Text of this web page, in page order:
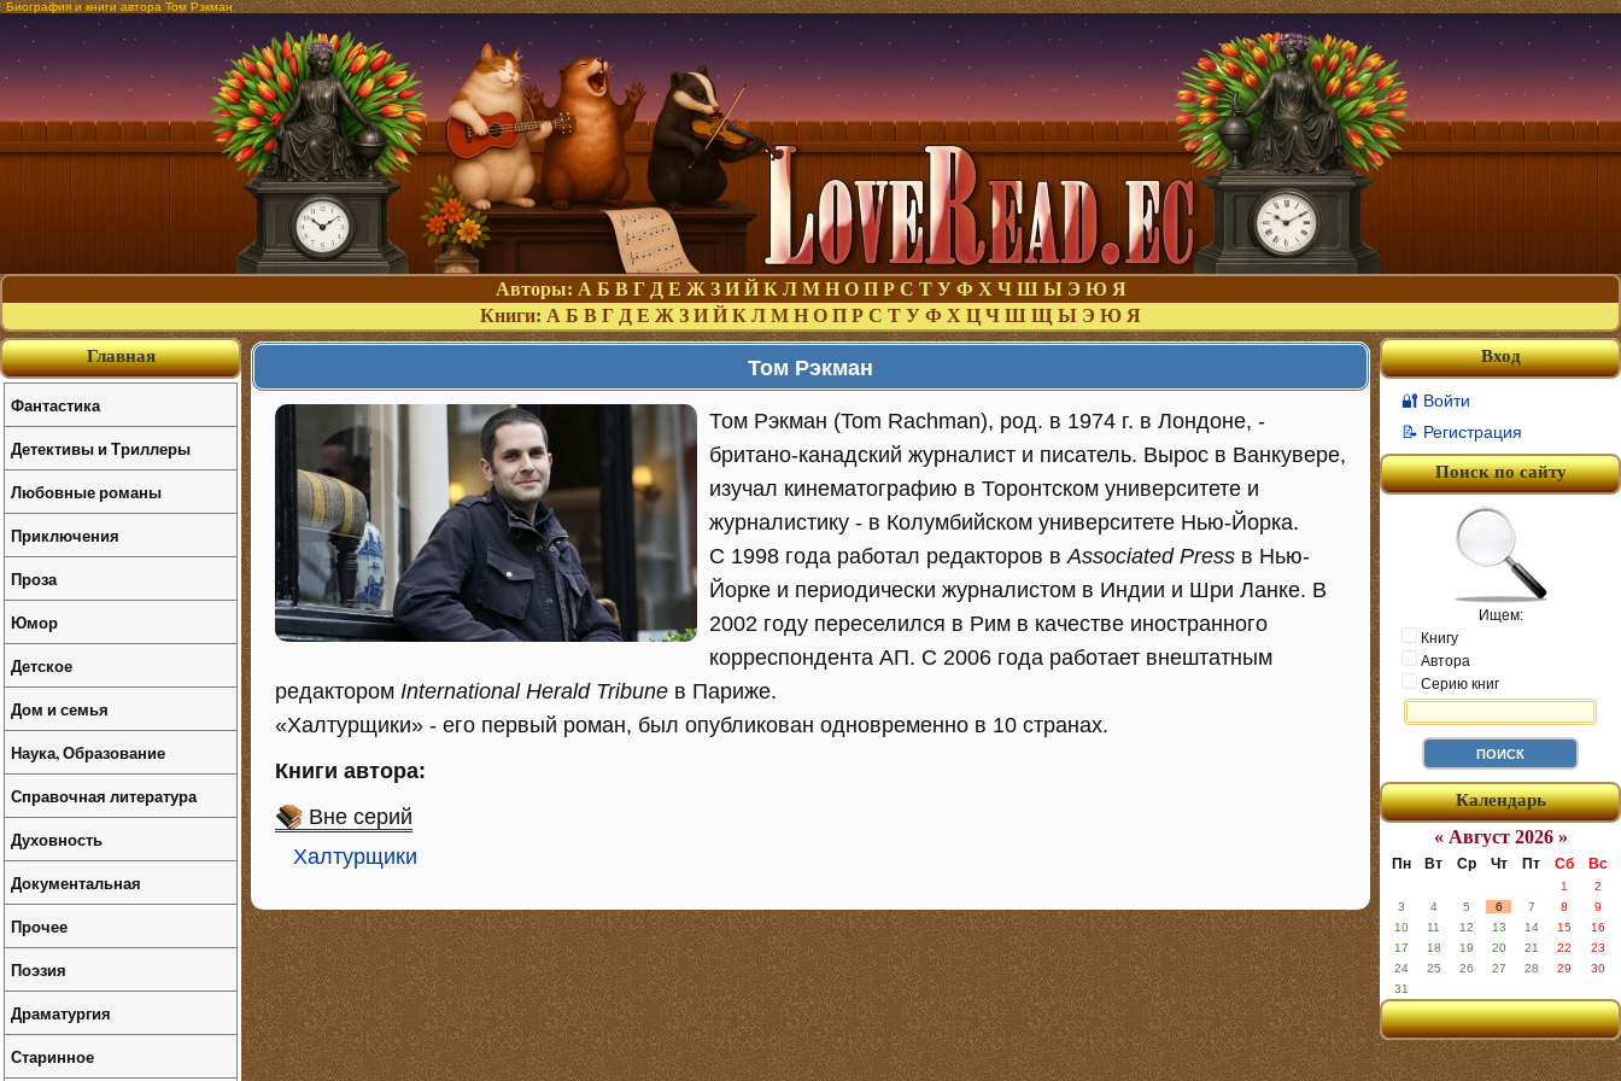
Биография и книги автора Том Рэкман
Авторы: А Б В Г Д Е Ж З И Й К Л М Н О П Р С Т У Ф Х Ч Ш Ы Э Ю Я
Книги: А Б В Г Д Е Ж З И Й К Л М Н О П Р С Т У Ф Х Ц Ч Ш Щ Ы Э Ю Я
Том Рэкман
Том Рэкман (Tom Rachman), род. в 1974 г. в Лондоне, -
британо-канадский журналист и писатель. Вырос в Ванкувере,
изучал кинематографию в Торонтском университете и
журналистику - в Колумбийском университете Нью-Йорка.
С 1998 года работал редакторов вAssociated Press в Нью-
Йорке и периодически журналистом в Индии и Шри Ланке. В
2002 году переселился в Рим в качестве иностранного
корреспондента АП. С 2006 года работает внештатным
редактором International Herald Tribune в Париже.
«Халтурщики» - его первый роман, был опубликован одновременно в 10 странах.
Книги автора:
Вне серий
Халтурщики
Вход
🔐 Войти
📝 Регистрация
Поиск по сайту
Ищем:
Книгу
Автора
Серию книг
Календарь
« Август 2026 »
Пн Вт Ср Чт Пт Сб Вс
1
2
3
4 5 6 7 8
9
10
11 12 13 14 15
16
17
18 19 20 21 22
23
24
25 26 27 28 29
30
31
Главная
Фантастика
Детективы и Триллеры
Любовные романы
Приключения
Проза
Юмор
Детское
Дом и семья
Наука, Образование
Справочная литература
Духовность
Документальная
Прочее
Поэзия
Драматургия
Старинное